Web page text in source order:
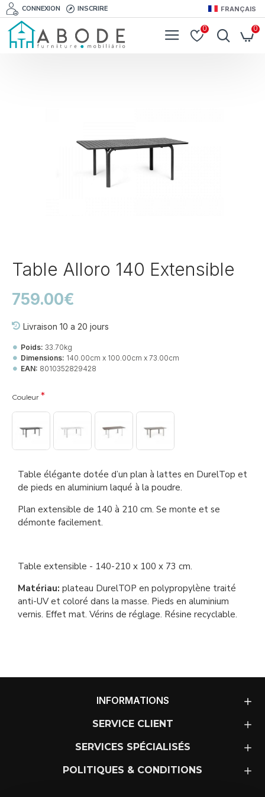
CONNEXION INSCRIRE FRANÇAIS
0 0
Table Alloro 140 Extensible
Livraison 10 a 20 jours
Poids: 33.70kg
Dimensions: 140.00cm x 100.00cm x 73.00cm
EAN: 8010352829428
759.00€
Couleur
Table élégante dotée d’un plan à lattes en DurelTop et
de pieds en aluminium laqué à la poudre.
Plan extensible de 140 à 210 cm. Se monte et se
démonte facilement.
Table extensible - 140-210 x 100 x 73 cm.
Matériau: plateau DurelTOP en polypropylène traité
anti-UV et coloré dans la masse. Pieds en aluminium
vernis. Effet mat. Vérins de réglage. Résine recyclable.
INFORMATIONS
SERVICE CLIENT
SERVICES SPÉCIALISÉS
POLITIQUES & CONDITIONS